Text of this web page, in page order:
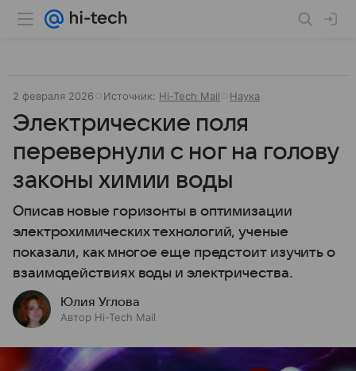
2 февраля 2026 Источник: Hi-Tech Mail Наука
Электрические поля
перевернули с ног на голову
законы химии воды
Описав новые горизонты в оптимизации
электрохимических технологий, ученые
показали, как многое еще предстоит изучить о
взаимодействиях воды и электричества.
Юлия Углова
Автор Hi-Tech Mail